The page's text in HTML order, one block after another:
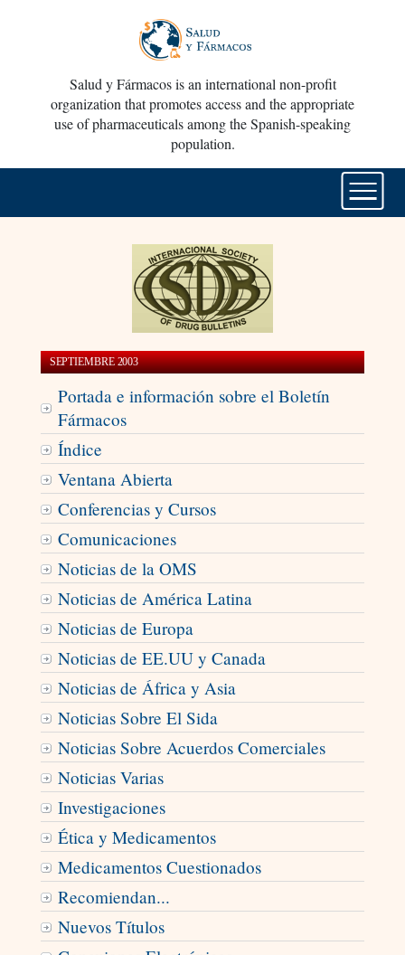
Salud y Fármacos is an international non-profit
organization that promotes access and the appropriate
use of pharmaceuticals among the Spanish-speaking
population.
SEPTIEMBRE 2003
Portada e información sobre el Boletín
Fármacos
Índice
Ventana Abierta
Conferencias y Cursos
Comunicaciones
Noticias de la OMS
Noticias de América Latina
Noticias de Europa
Noticias de EE.UU y Canada
Noticias de África y Asia
Noticias Sobre El Sida
Noticias Sobre Acuerdos Comerciales
Noticias Varias
Investigaciones
Ética y Medicamentos
Medicamentos Cuestionados
Recomiendan...
Nuevos Títulos